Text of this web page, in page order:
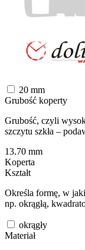
20 mm
Grubość koperty
Grubość, czyli
szczytu szkła –
13.70 mm
Koperta
Kształt
Określa formę, w
np. okrągłą,
okrągły
Materiał